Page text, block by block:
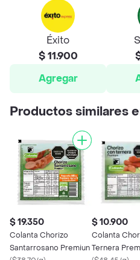
Éxito
$ 11.900
Agregar
Productos similares
$ 19.350
Colanta Chorizo
Santarrosano Premiun
$ 10.900
Colanta Chorizo con
Ternera